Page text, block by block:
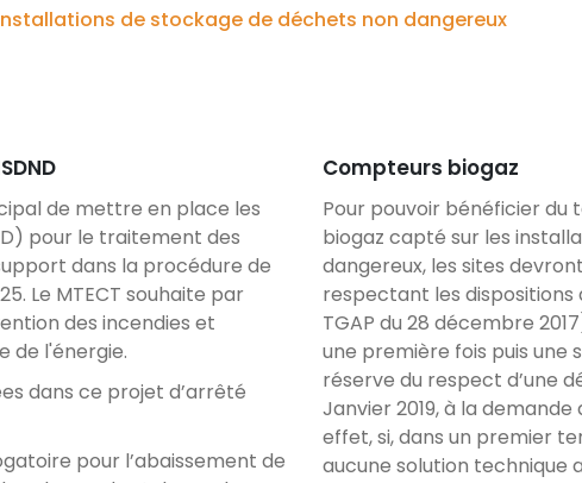
de stockage de déchets non dangereux
de mettre en place les
pour le traitement des
dans la procédure de
Le MTECT souhaite par
des incendies et
de l'énergie.
dans ce projet d’arrêté
pour l’abaissement de
Compteurs biogaz
Pour pouvoir bénéficier du
biogaz capté sur les
dangereux, les sites
respectant les dispositions
TGAP du 28 décembre
une première fois puis une
réserve du respect d’une
Janvier 2019, à la
effet, si, dans un premier
aucune solution technique